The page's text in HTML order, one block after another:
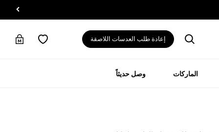
إعادة طلب العدسات اللاصقة
الماركات وصل حديثاً